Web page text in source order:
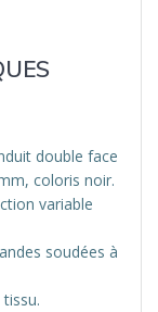
double face
coloris noir.
variable
soudées à